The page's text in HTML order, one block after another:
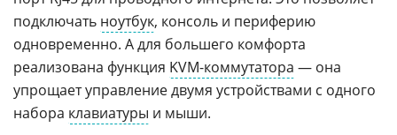
подключать ноутбук, консоль и периферию
одновременно. А для большего комфорта
реализована функция KVM-коммутатора — она
упрощает управление двумя устройствами с одного
набора клавиатуры и мыши.